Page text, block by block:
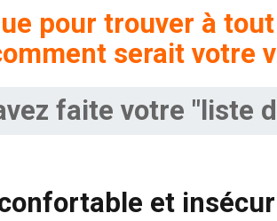
pour trouver à
serait votre
faite votre "liste
et